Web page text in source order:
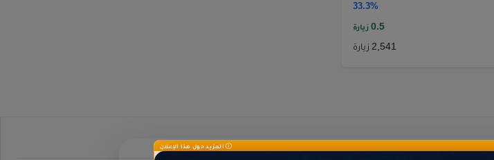
33.3%
0.5 زيارة
2,541 زيارة
المزيد حول هذا الإعلان